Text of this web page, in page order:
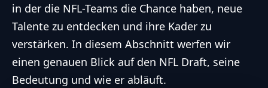
in der die NFL-Teams die Chance haben, neue
Talente zu entdecken und ihre Kader zu
verstärken. In diesem Abschnitt werfen wir
einen genauen Blick auf den NFL Draft, seine
Bedeutung und wie er abläuft.